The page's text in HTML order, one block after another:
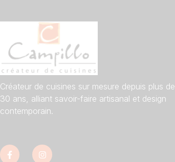
Créateur de cuisines sur mesure depuis plus de
30 ans, alliant savoir-faire artisanal et design
contemporain.